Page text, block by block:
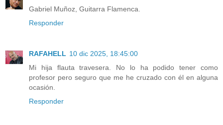
Gabriel Muñoz, Guitarra Flamenca.
Responder
RAFAHELL 10 dic 2025, 18:45:00
Mi hija flauta travesera. No lo ha podido tener como
profesor pero seguro que me he cruzado con él en alguna
ocasión.
Responder